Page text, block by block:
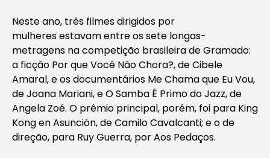
Neste ano, três filmes dirigidos por
mulheres estavam entre os sete longas-
metragens na competição brasileira de Gramado:
a ficção Por que Você Não Chora?, de Cibele
Amaral, e os documentários Me Chama que Eu Vou,
de Joana Mariani, eO Samba É Primo do Jazz, de
Angela Zoé. O prêmio principal, porém, foi para King
Kong en Asunción, de Camilo Cavalcanti; e o de
direção, para Ruy Guerra, porAos Pedaços.